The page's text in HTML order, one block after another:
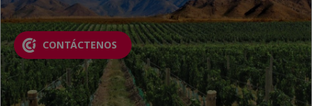
CONTÁCTENOS